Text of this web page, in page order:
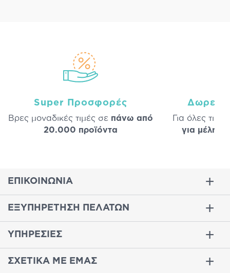
Super Προσφορές
Βρες μοναδικές τιμές σε πάνω από
20.000 προϊόντα
Δωρεάν
Για όλες τις
για μέλη
ΕΠΙΚΟΙΝΩΝΙΑ
ΕΞΥΠΗΡΕΤΗΣΗ ΠΕΛΑΤΩΝ
ΥΠΗΡΕΣΙΕΣ
ΣΧΕΤΙΚΑ ΜΕ ΕΜΑΣ